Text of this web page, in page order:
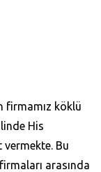
firmamız köklü
His
vermekte. Bu
arasında